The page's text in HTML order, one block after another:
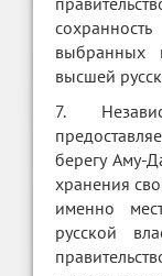
выбранных
высшей
7.
берегу Аму-
хранения
именно
русской